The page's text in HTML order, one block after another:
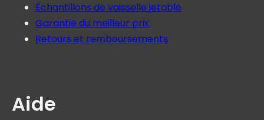
Échantillons de vaisselle jetable
Garantie du meilleur prix
Retours et remboursements
Aide